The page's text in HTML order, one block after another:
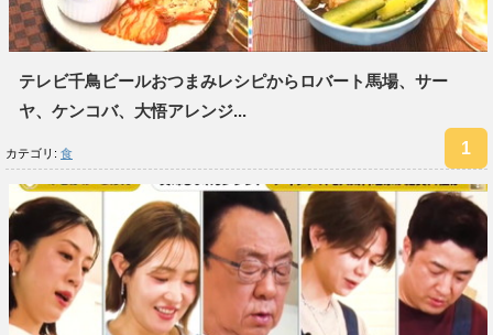
テレビ千鳥ビールおつまみレシピからロバート馬場、サー
ヤ、ケンコバ、大悟アレンジ...
カテゴリ: 食